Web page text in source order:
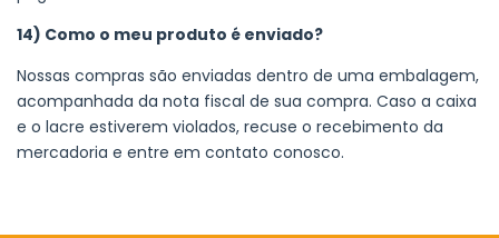
14) Como o meu produto é enviado?
Nossas compras são enviadas dentro de uma embalagem,
acompanhada da nota fiscal de sua compra. Caso a caixa
e o lacre estiverem violados, recuse o recebimento da
mercadoria e entre em contato conosco.